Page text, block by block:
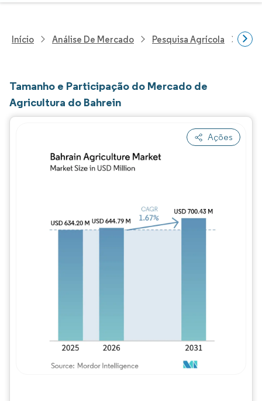
Início Análise De Mercado Pesquisa Agrícola
Tamanho e Participação do Mercado de
Agricultura do Bahrein
Ações